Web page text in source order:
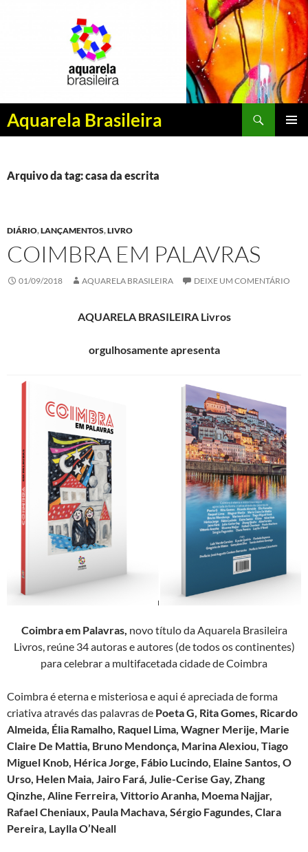
Aquarela Brasileira
Pesquisar
PULAR
CONTEÚDO
Arquivo da tag: casa da escrita
DIÁRIO,LANÇAMENTOS,LIVRO
COIMBRA EM PALAVRAS
01/09/2018 AQUARELA BRASILEIRA DEIXE UM COMENTÁRIO
AQUARELA BRASILEIRA Livros
orgulhosamente apresenta
Coimbra em Palavras, novo título da Aquarela Brasileira
Livros, reúne 34 autoras e autores (de todos os continentes)
para celebrar a multifacetada cidade de Coimbra
Coimbra é eterna e misteriosa e aqui é apreciada de forma
criativa através das palavras de Poeta G, Rita Gomes, Ricardo
Almeida, Élia Ramalho, Raquel Lima, Wagner Merije, Marie
Claire De Mattia, Bruno Mendonça, Marina Alexiou, Tiago
Miguel Knob, Hérica Jorge, Fábio Lucindo, Elaine Santos, O
Urso, Helen Maia, Jairo Fará, Julie-Cerise Gay, Zhang
Qinzhe, Aline Ferreira, Vittorio Aranha, Moema Najjar,
Rafael Cheniaux, Paula Machava, Sérgio Fagundes, Clara
Pereira, Laylla O’Neall